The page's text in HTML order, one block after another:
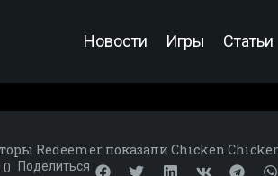
Новости Игры Статьи
Redeemer показали Chicken
0 Поделиться